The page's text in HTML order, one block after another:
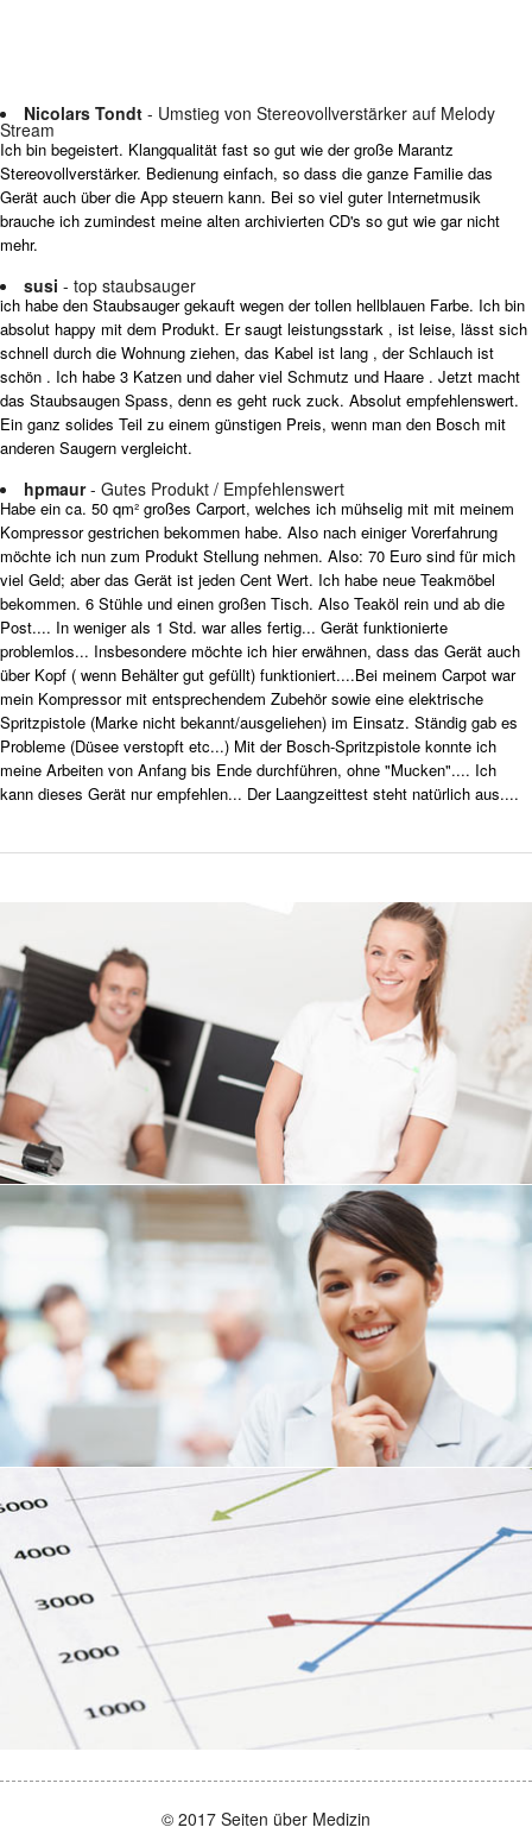
Nicolars Tondt - Umstieg von Stereovollverstärker auf Melody
Stream
Ich bin begeistert. Klangqualität fast so gut wie der große Marantz
Stereovollverstärker. Bedienung einfach, so dass die ganze Familie das
Gerät auch über die App steuern kann. Bei so viel guter Internetmusik
brauche ich zumindest meine alten archivierten CD's so gut wie gar nicht
mehr.
susi - top staubsauger
ich habe den Staubsauger gekauft wegen der tollen hellblauen Farbe. Ich bin
absolut happy mit dem Produkt. Er saugt leistungsstark , ist leise, lässt sich
schnell durch die Wohnung ziehen, das Kabel ist lang , der Schlauch ist
schön . Ich habe 3 Katzen und daher viel Schmutz und Haare . Jetzt macht
das Staubsaugen Spass, denn es geht ruck zuck. Absolut empfehlenswert.
Ein ganz solides Teil zu einem günstigen Preis, wenn man den Bosch mit
anderen Saugern vergleicht.
hpmaur- Gutes Produkt / Empfehlenswert
Habe ein ca. 50 qm² großes Carport, welches ich mühselig mit mit meinem
Kompressor gestrichen bekommen habe. Also nach einiger Vorerfahrung
möchte ich nun zum Produkt Stellung nehmen. Also: 70 Euro sind für mich
viel Geld; aber das Gerät ist jeden Cent Wert. Ich habe neue Teakmöbel
bekommen. 6 Stühle und einen großen Tisch. Also Teaköl rein und ab die
Post.... In weniger als 1 Std. war alles fertig... Gerät funktionierte
problemlos... Insbesondere möchte ich hier erwähnen, dass das Gerät auch
über Kopf ( wenn Behälter gut gefüllt) funktioniert....Bei meinem Carpot war
mein Kompressor mit entsprechendem Zubehör sowie eine elektrische
Spritzpistole (Marke nicht bekannt/ausgeliehen) im Einsatz. Ständig gab es
Probleme (Düsee verstopft etc...) Mit der Bosch-Spritzpistole konnte ich
meine Arbeiten von Anfang bis Ende durchführen, ohne "Mucken".... Ich
kann dieses Gerät nur empfehlen... Der Laangzeittest steht natürlich aus....
© 2017 Seiten über Medizin